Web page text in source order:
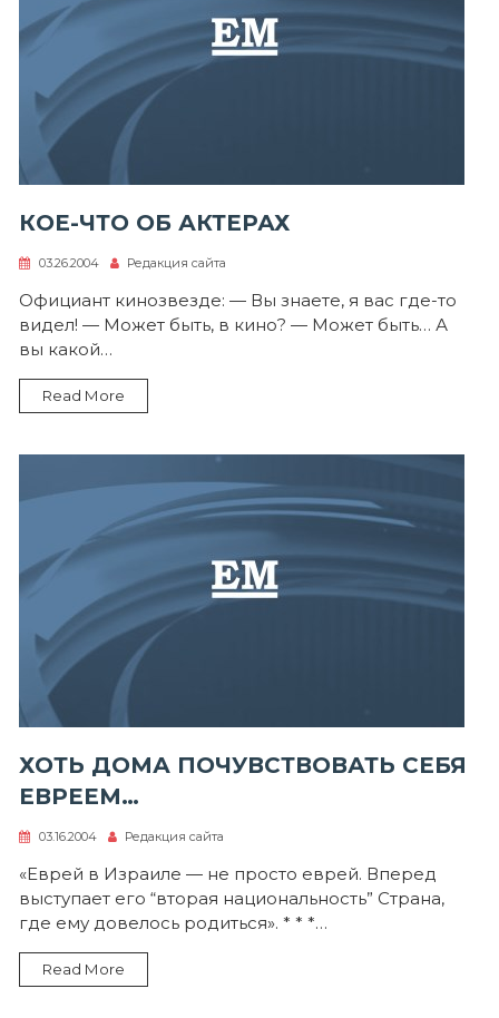
КОЕ-ЧТО ОБ АКТЕРАХ
03.26.2004 Редакция сайта
Официант кинозвезде: — Вы знаете, я вас где-то
видел! — Может быть, в кино? — Может быть… А
вы какой…
Read More
ХОТЬ ДОМА ПОЧУВСТВОВАТЬ СЕБЯ
ЕВРЕЕМ…
03.16.2004 Редакция сайта
«Еврей в Израиле — не просто еврей. Вперед
выступает его “вторая национальность” Страна,
где ему довелось родиться». * * *…
Read More